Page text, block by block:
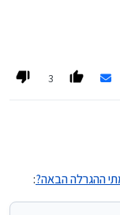
3
שאמור להיות בסוף הקיץ
ההגרלה הבאה?: